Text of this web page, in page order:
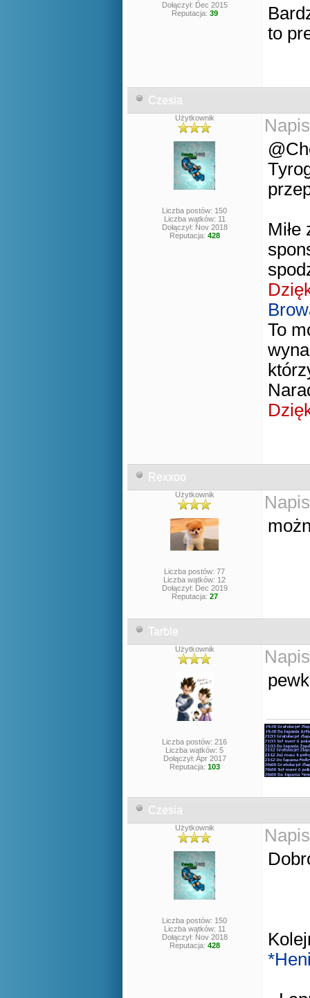
Dołączył: Dec 2015
Reputacja: 39
to
Czesia
Użytkownik
Liczba postów: 150
Liczba wątków: 11
Dołączył: Nov 2018
Reputacja: 428
To
Rexxoo
Użytkownik
Liczba postów: 77
Liczba wątków: 12
Dołączył: Dec 2019
Reputacja: 27
Tarble
Użytkownik
Liczba postów: 216
Liczba wątków: 5
Dołączył: Apr 2017
Reputacja: 103
Czesia
Użytkownik
Liczba postów: 150
Liczba wątków: 11
Dołączył: Nov 2018
Reputacja: 428